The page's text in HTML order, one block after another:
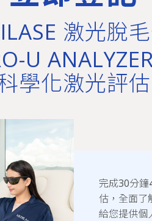
激光脫
U
學化激光評估
完成30分
估，全面了
給您提供個